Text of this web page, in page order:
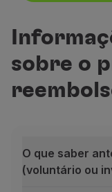
Apenas taxas
Top Executive
Totalmente
Totalmente
Dedução de
Totalmente
sobre o
O que saber
(voluntário ou